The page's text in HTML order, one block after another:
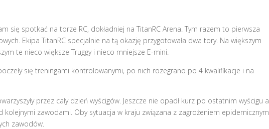
się spotkać na torze RC, dokładniej na TitanRC Arena. Tym razem to pierwsza
Ekipa TitanRC specjalnie na tą okazję przygotowała dwa tory. Na większym
te nieco większe Truggy i nieco mniejsze E-mini.
się treningami kontrolowanymi, po nich rozegrano po 4 kwalifikacje i na
przez cały dzień wyścigów. Jeszcze nie opadł kurz po ostatnim wyścigu a
kolejnymi zawodami. Oby sytuacja w kraju związana z zagrożeniem epidemicznym
zawodów.